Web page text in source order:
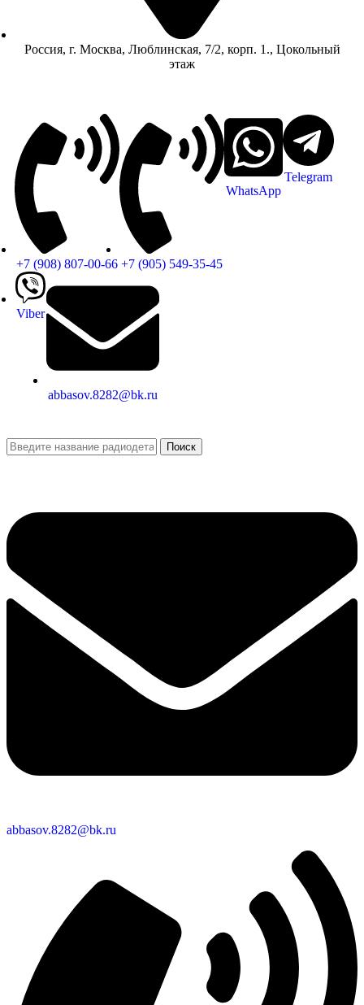
Россия, г. Москва, Люблинская, 7/2, корп. 1., Цокольный
этаж
+7 (908) 807-00-66 +7 (905) 549-35-45
WhatsApp
Telegram
Viber
abbasov.8282@bk.ru
Поиск
abbasov.8282@bk.ru